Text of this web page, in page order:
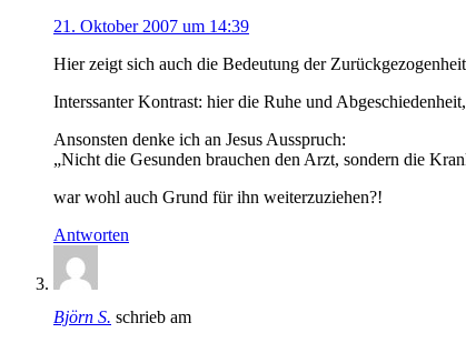
21. Oktober 2007 um 14:39
Hier zeigt sich auch die Bedeutung der
Interssanter Kontrast: hier die Ruhe und
Ansonsten denke ich an Jesus Ausspruch:
„Nicht die Gesunden brauchen den Arzt, sondern die
war wohl auch Grund für ihn weiterzuziehen?!
Antworten
Björn S. schrieb am